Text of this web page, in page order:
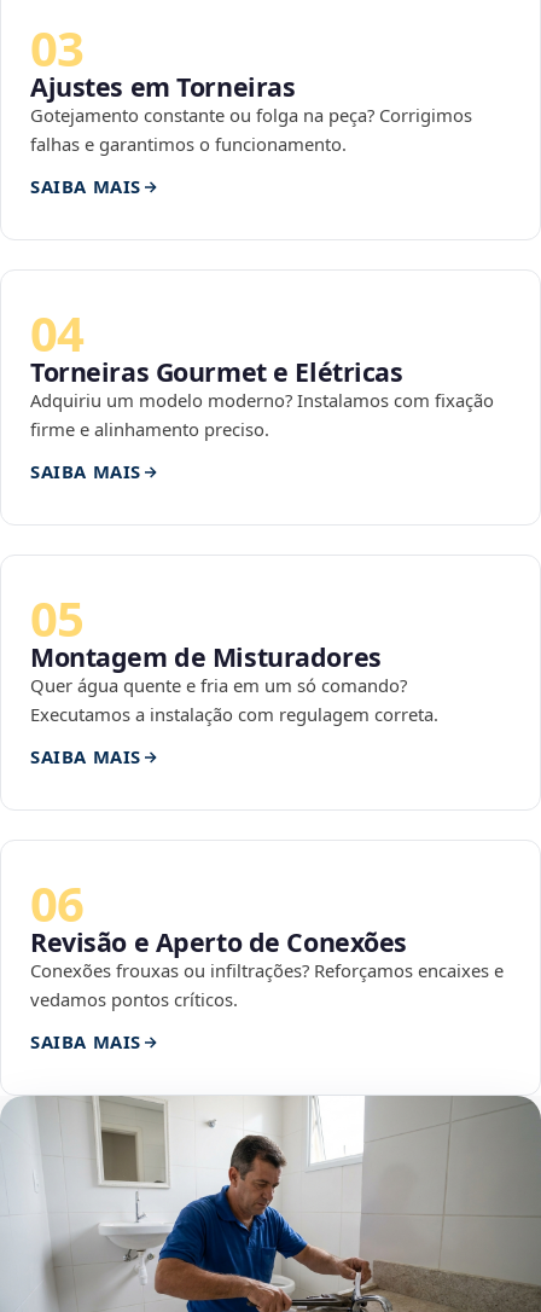
03
Ajustes em Torneiras
Gotejamento constante ou folga na peça? Corrigimos
falhas e garantimos o funcionamento.
SAIBA MAIS
04
Torneiras Gourmet e Elétricas
Adquiriu um modelo moderno? Instalamos com fixação
firme e alinhamento preciso.
SAIBA MAIS
05
Montagem de Misturadores
Quer água quente e fria em um só comando?
Executamos a instalação com regulagem correta.
SAIBA MAIS
06
Revisão e Aperto de Conexões
Conexões frouxas ou infiltrações? Reforçamos encaixes e
vedamos pontos críticos.
SAIBA MAIS